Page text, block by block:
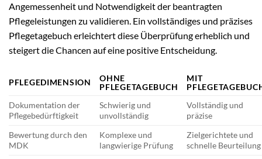
Angemessenheit und Notwendigkeit der beantragten
Pflegeleistungen zu validieren. Ein vollständiges und präzises
Pflegetagebuch erleichtert diese Überprüfung erheblich und
steigert die Chancen auf eine positive Entscheidung.
PFLEGEDIMENSION
OHNE
PFLEGETAGEBUCH
MIT
Dokumentation der
Pflegebedürftigkeit
Schwierig und
unvollständig
Vollständig und
präzise
Bewertung durch den
MDK
Komplexe und
langwierige Prüfung
Zielgerichtete und
schnelle Beurteilung